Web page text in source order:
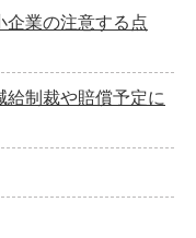
企業の注意する点
制裁や賠償予定に